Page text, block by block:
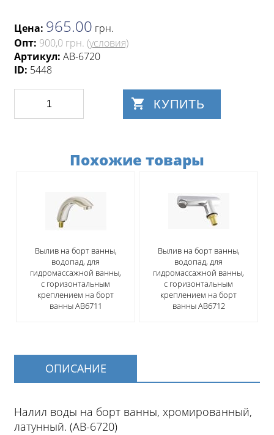
Цена: 965.00 грн.
Опт: 900,0 грн. (условия)
Артикул: AB-6720
ID: 5448
КУПИТЬ
Похожие товары
Вылив на борт ванны,
водопад, для
гидромассажной ванны,
с горизонтальным
креплением на борт
ванны АВ6711
Вылив на борт ванны,
водопад, для
гидромассажной ванны,
с горизонтальным
креплением на борт
ванны АВ6712
ОПИСАНИЕ
Налил воды на борт ванны, хромированный,
латунный. (АВ-6720)